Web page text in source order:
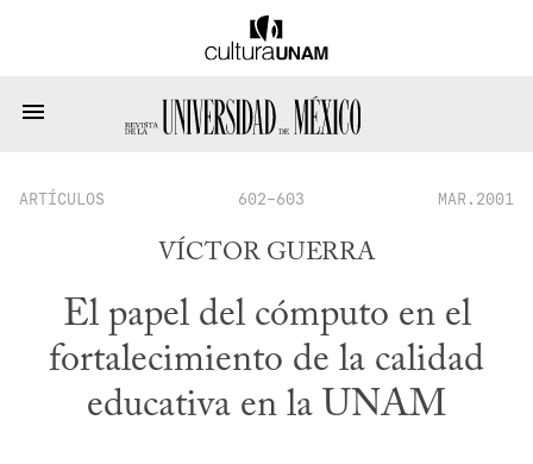
ARTÍCULOS 602-603 MAR.2001
VÍCTOR GUERRA
El papel del cómputo en el
fortalecimiento de la calidad
educativa en la UNAM